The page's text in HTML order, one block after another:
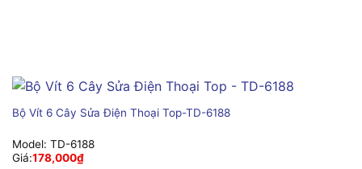
Bộ Vít 6 Cây Sửa Điện Thoại Top-TD-6188
Model: TD-6188
Giá:178,000₫